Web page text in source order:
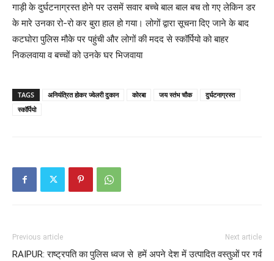
गाड़ी के दुर्घटनाग्रस्त होने पर उसमें सवार बच्चे बाल बाल बच तो गए लेकिन डर
के मारे उनका रो-रो कर बुरा हाल हो गया। लोगों द्वारा सूचना दिए जाने के बाद
कटघोरा पुलिस मौके पर पहुंची और लोगों की मदद से स्कॉर्पियो को बाहर
निकलवाया व बच्चों को उनके घर भिजवाया
TAGS अनियंत्रित होकर ज्वेलरी दुकान कोरबा जय स्तंभ चौक
दुर्घटनाग्रस्त
स्कॉर्पियो
Previous article
RAIPUR: राष्ट्रपति का पुलिस ध्वज से
Next article
हमें अपने देश में उत्पादित वस्तुओं पर गर्व